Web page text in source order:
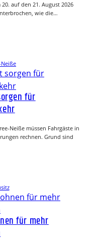
auf den 21. August 2026
wie die…
für
Neiße müssen Fahrgäste in
rechnen. Grund sind
für mehr